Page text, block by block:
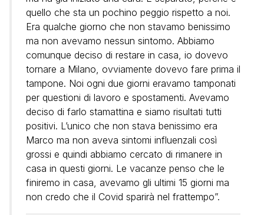
quello che sta un pochino peggio rispetto a noi.
Era qualche giorno che non stavamo benissimo
ma non avevamo nessun sintomo. Abbiamo
comunque deciso di restare in casa, io dovevo
tornare a Milano, ovviamente dovevo fare prima il
tampone. Noi ogni due giorni eravamo tamponati
per questioni di lavoro e spostamenti. Avevamo
deciso di farlo stamattina e siamo risultati tutti
positivi. L’unico che non stava benissimo era
Marco ma non aveva sintomi influenzali così
grossi e quindi abbiamo cercato di rimanere in
casa in questi giorni. Le vacanze penso che le
finiremo in casa, avevamo gli ultimi 15 giorni ma
non credo che il Covid sparirà nel frattempo”.